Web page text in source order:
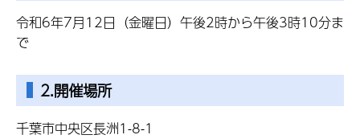
令和6年7月12日（金曜日）午後2時から午後3時10分ま
で
2.開催場所
千葉市中央区長洲1-8-1